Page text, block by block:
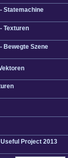
Statemachine
Texturen
Bewegte Szene
Project 2013